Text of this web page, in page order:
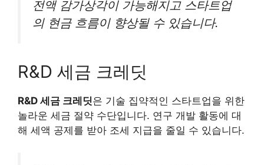
전액 감가상각이 가능해지고 스타트업
의 현금 흐름이 향상될 수 있습니다.
R&D 세금 크레딧
R&D 세금 크레딧은 기술 집약적인 스타트업을 위한
놀라운 세금 절약 수단입니다. 연구 개발 활동에 대
해 세액 공제를 받아 조세 지급을 줄일 수 있습니다.